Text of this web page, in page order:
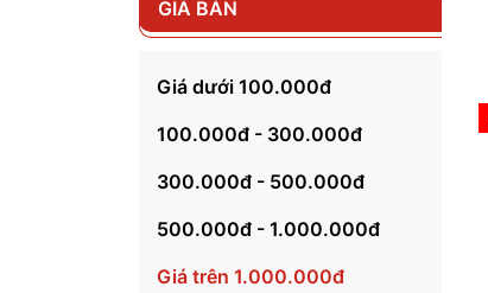
GIÁ BÁN
Giá dưới 100.000đ
100.000đ - 300.000đ
300.000đ - 500.000đ
500.000đ - 1.000.000đ
Giá trên 1.000.000đ